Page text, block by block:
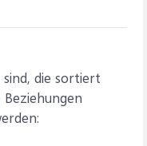
die sortiert